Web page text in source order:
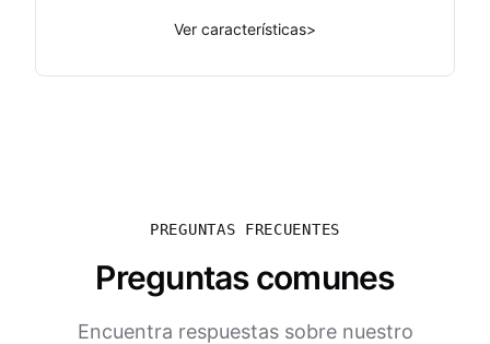
Ver características>
PREGUNTAS FRECUENTES
Preguntas comunes
Encuentra respuestas sobre nuestro